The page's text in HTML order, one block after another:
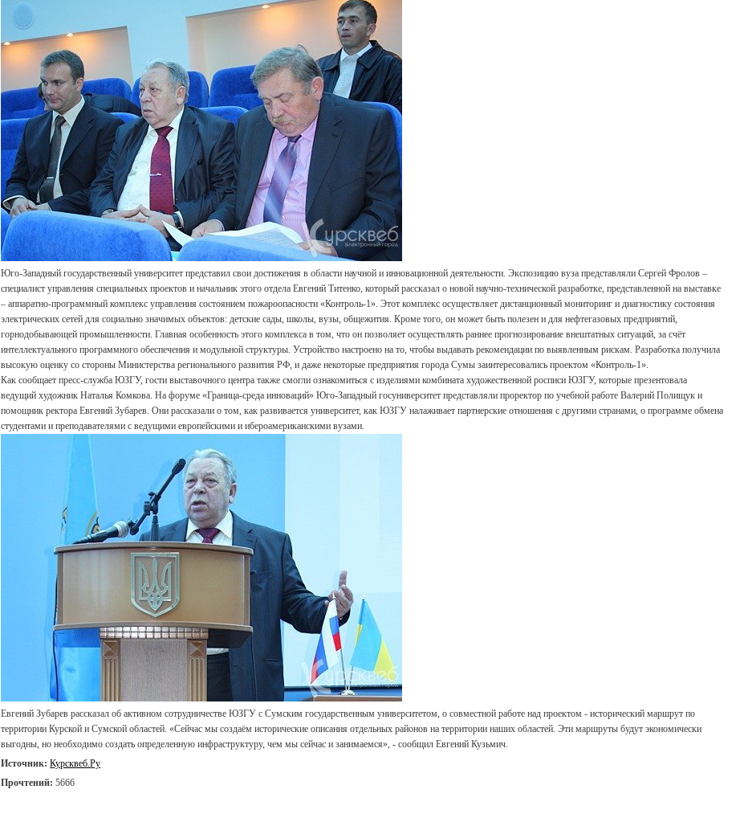
Юго-Западный государственный университет представил свои достижения в области научной и инновационной деятельности. Экспозицию вуза представляли Сергей Фролов –
специалист управления специальных проектов и начальник этого отдела Евгений Титенко, который рассказал о новой научно-технической разработке, представленной на выставке
– аппаратно-программный комплекс управления состоянием пожароопасности «Контроль-1». Этот комплекс осуществляет дистанционный мониторинг и диагностику состояния
электрических сетей для социально значимых объектов: детские сады, школы, вузы, общежития. Кроме того, он может быть полезен и для нефтегазовых предприятий,
горнодобывающей промышленности. Главная особенность этого комплекса в том, что он позволяет осуществлять раннее прогнозирование внештатных ситуаций, за счёт
интеллектуального программного обеспечения и модульной структуры. Устройство настроено на то, чтобы выдавать рекомендации по выявленным рискам. Разработка получила
высокую оценку со стороны Министерства регионального развития РФ, и даже некоторые предприятия города Сумы заинтересовались проектом «Контроль-1».
Как сообщает пресс-служба ЮЗГУ, гости выставочного центра также смогли ознакомиться с изделиями комбината художественной росписи ЮЗГУ, которые презентовала
ведущий художник Наталья Комкова. На форуме «Граница-среда инноваций» Юго-Западный госуниверситет представляли проректор по учебной работе Валерий Полищук и
помощник ректора Евгений Зубарев. Они рассказали о том, как развивается университет, как ЮЗГУ налаживает партнерские отношения с другими странами, о программе обмена
студентами и преподавателями с ведущими европейскими и ибероамериканскими вузами.
Евгений Зубарев рассказал об активном сотрудничестве ЮЗГУ с Сумским государственным университетом, о совместной работе над проектом - исторический маршрут по
территории Курской и Сумской областей. «Сейчас мы создаём исторические описания отдельных районов на территории наших областей. Эти маршруты будут экономически
выгодны, но необходимо создать определенную инфраструктуру, чем мы сейчас и занимаемся», - сообщил Евгений Кузьмич.
Источник: Курсквеб.Ру
Прочтений: 5666